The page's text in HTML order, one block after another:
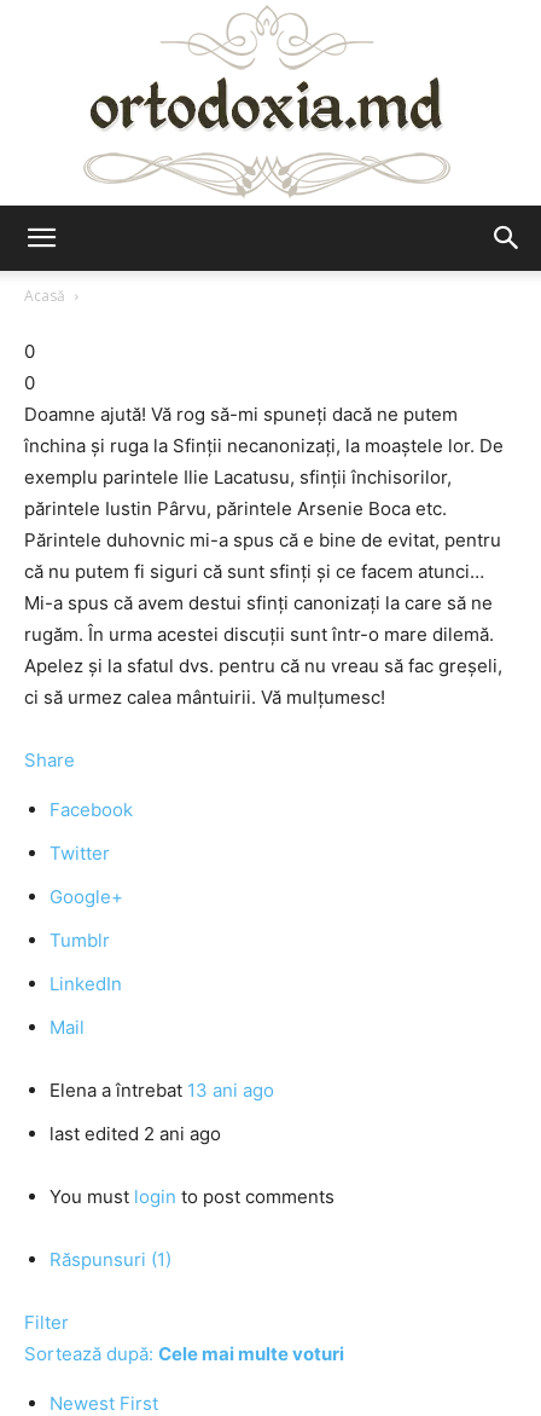
Acasă
0
0
Doamne ajută! Vă rog să-mi spuneţi dacă ne putem
închina şi ruga la Sfinţii necanonizaţi, la moaştele lor. De
exemplu parintele Ilie Lacatusu, sfinţii închisorilor,
părintele Iustin Pârvu, părintele Arsenie Boca etc.
Părintele duhovnic mi-a spus că e bine de evitat, pentru
că nu putem fi siguri că sunt sfinţi şi ce facem atunci…
Mi-a spus că avem destui sfinţi canonizaţi la care să ne
rugăm. În urma acestei discuţii sunt într-o mare dilemă.
Apelez şi la sfatul dvs. pentru că nu vreau să fac greşeli,
ci să urmez calea mântuirii. Vă mulţumesc!
Share
Facebook
Twitter
Google+
Tumblr
LinkedIn
Mail
Elena a întrebat 13 ani ago
last edited 2 ani ago
You must login to post comments
Răspunsuri (1)
Filter
Sortează după: Cele mai multe voturi
Newest First